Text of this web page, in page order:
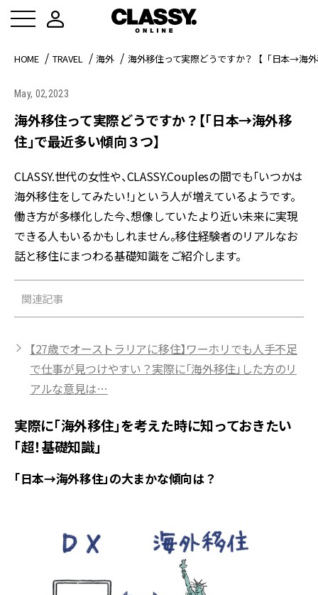
HOME TRAVEL 海外 海外移住って実際どうですか？【「日本→海
May, 02,2023
海外移住って実際どうですか？【「日本→海外移
住」で最近多い傾向３つ】
CLASSY.世代の女性や、CLASSY.Couplesの間でも「いつかは
海外移住をしてみたい！」という人が増えているようです。
働き方が多様化した今、想像していたより近い未来に実現
できる人もいるかもしれません。移住経験者のリアルなお
話と移住にまつわる基礎知識をご紹介します。
関連記事
【27歳でオーストラリアに移住】ワーホリでも人手不足
で仕事が見つけやすい？実際に「海外移住」した方のリ
アルな意見は…
実際に「海外移住」を考えた時に知っておきたい
「超！基礎知識」
「日本→海外移住」の大まかな傾向は？